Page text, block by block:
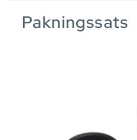
Pakningssats